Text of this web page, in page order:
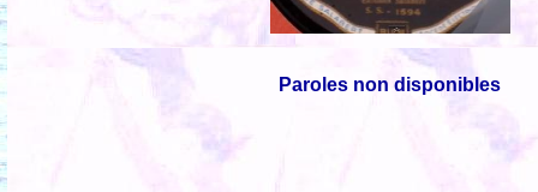
Paroles non disponibles